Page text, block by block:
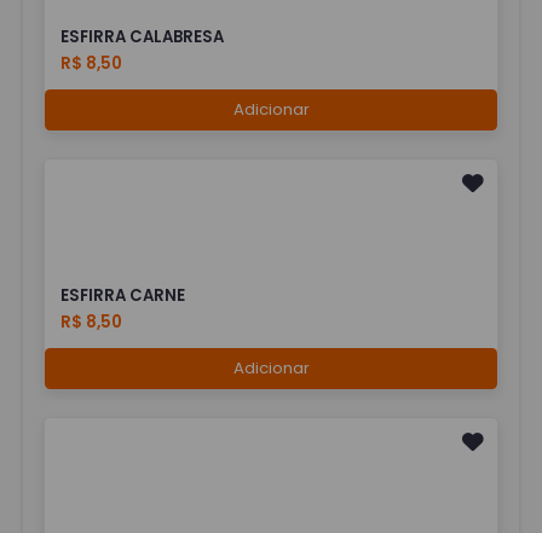
ESFIRRA CALABRESA
R$ 8,50
Adicionar
ESFIRRA CARNE
R$ 8,50
Adicionar